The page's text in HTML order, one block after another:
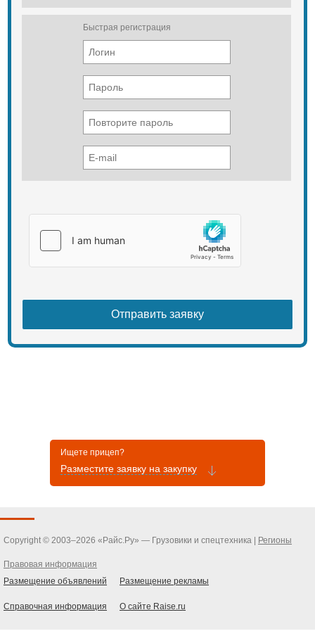
Быстрая регистрация
Ищете прицеп?
Разместите заявку на закупку
Copyright © 2003–2026 «Райс.Ру» — Грузовики и спецтехника | Регионы
Правовая информация
Размещение объявлений
Размещение рекламы
Справочная информация О сайте Raise.ru